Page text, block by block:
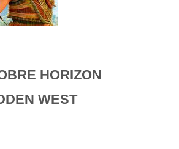
HORIZON
WEST